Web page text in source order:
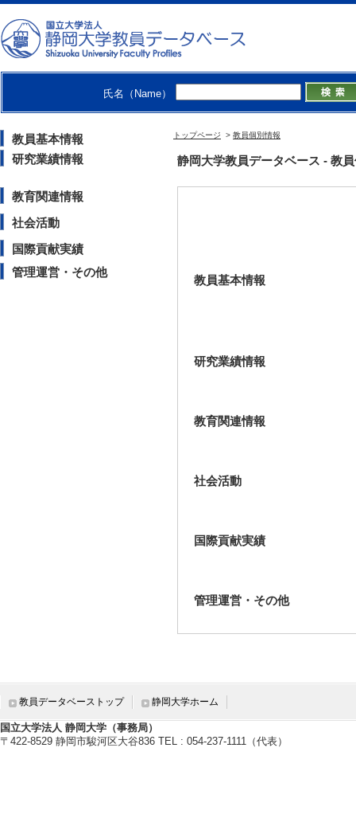
氏名（Name）
教員基本情報
研究業績情報
教育関連情報
社会活動
国際貢献実績
管理運営・その他
トップページ > 教員個別情報
静岡大学教員データベース - 教
鈴木 智貴 （SUZUKI Tomotaka
イノベーション社会連携推進機構
教員基本情報
研究業績情報
教育関連情報
社会活動
国際貢献実績
管理運営・その他
教員データベーストップ 静岡大学ホーム
国立大学法人 静岡大学（事務局）
〒422-8529 静岡市駿河区大谷836 TEL : 054-237-1111（代表）